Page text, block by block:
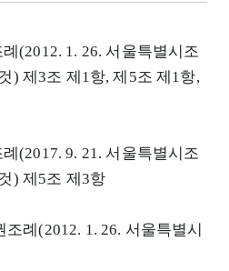
(2012. 1. 26. 서울특별시조
) 제3조 제1항, 제5조 제1항,
(2017. 9. 21. 서울특별시조
) 제5조 제3항
례(2012. 1. 26. 서울특별시